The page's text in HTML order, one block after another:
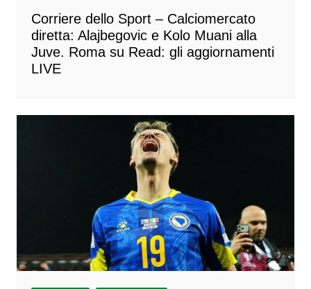
Corriere dello Sport – Calciomercato
diretta: Alajbegovic e Kolo Muani alla
Juve. Roma su Read: gli aggiornamenti
LIVE